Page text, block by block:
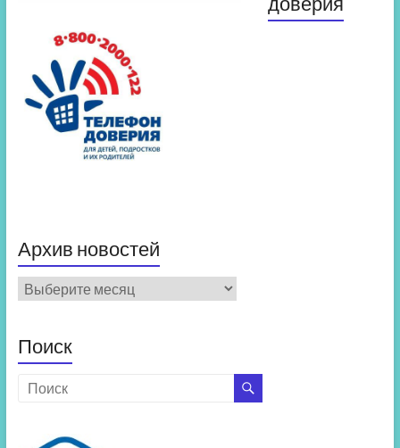
Архив новостей
Архив
новостей
Поиск